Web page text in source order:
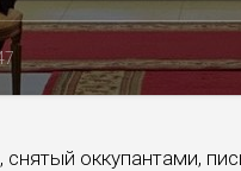
оккупантами,